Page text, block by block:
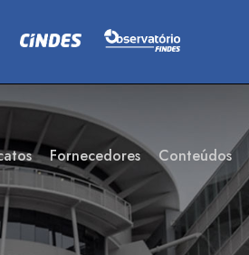
Fornecedores Conteúdos